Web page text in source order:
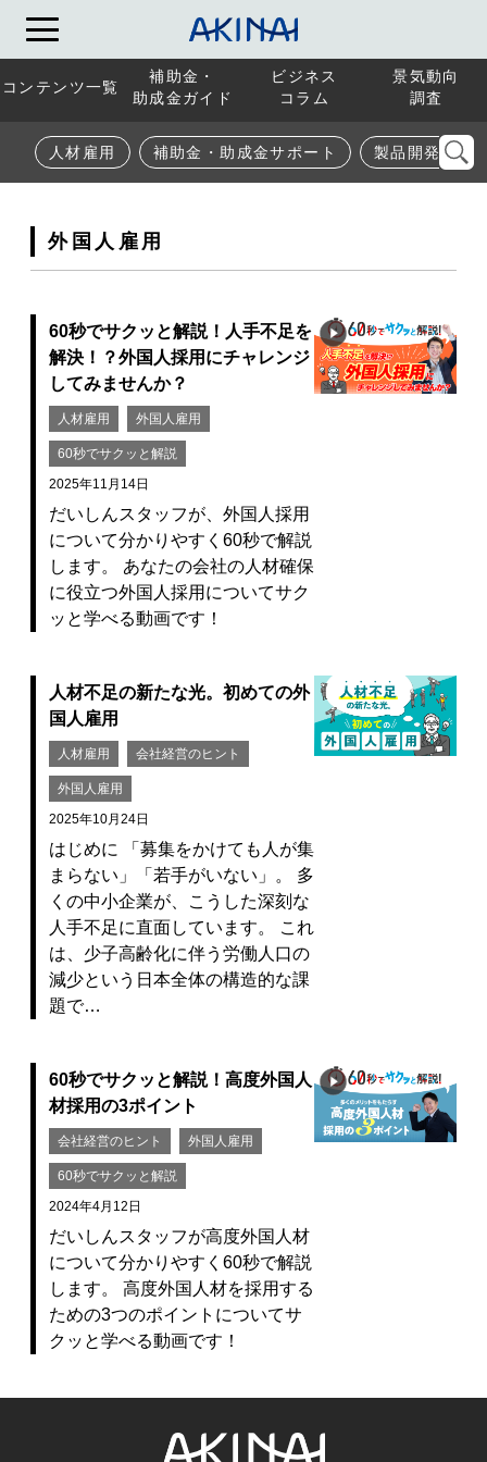
コンテンツ一覧
補助金・
助成金ガイド
ビジネス
コラム
景気動向
調査
人材雇用 補助金・助成金サポート 製品開発
外国人雇用
60秒でサクッと解説！人手不足を
解決！？外国人採用にチャレンジ
してみませんか？
人材雇用 外国人雇用
60秒でサクッと解説
2025年11月14日
だいしんスタッフが、外国人採用
について分かりやすく60秒で解説
します。 あなたの会社の人材確保
に役立つ外国人採用についてサク
ッと学べる動画です！
人材不足の新たな光。初めての外
国人雇用
人材雇用 会社経営のヒント
外国人雇用
2025年10月24日
はじめに 「募集をかけても人が集
まらない」「若手がいない」。 多
くの中小企業が、こうした深刻な
人手不足に直面しています。 これ
は、少子高齢化に伴う労働人口の
減少という日本全体の構造的な課
題で…
60秒でサクッと解説！高度外国人
材採用の3ポイント
会社経営のヒント 外国人雇用
60秒でサクッと解説
2024年4月12日
だいしんスタッフが高度外国人材
について分かりやすく60秒で解説
します。 高度外国人材を採用する
ための3つのポイントについてサ
クッと学べる動画です！